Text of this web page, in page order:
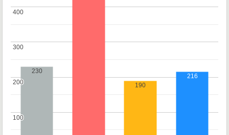
100
100
200
200
300
300
400
400
230
190
216